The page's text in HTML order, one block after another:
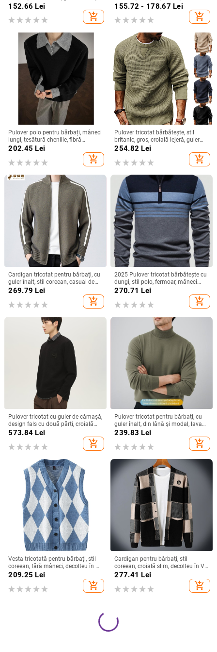
tricot subțire, model cu motive
florale perforate, lână 91–95%
152.66 Lei
add_shopping_cart
culoare solidă, cu guler rotund,
155.72 - 178.67 Lei
add_shopping_cart
Pulover polo pentru bărbați, mâneci
lungi, țesătură chenille, fibră
vinylon, model intarsia
202.45 Lei
add_shopping_cart
Pulover tricotat bărbătește, stil
britanic, gros, croială lejeră, guler
rotund, mâneci lungi, amestec de
254.82 Lei
add_shopping_cart
Cardigan tricotat pentru bărbați, cu
guler înalt, stil coreean, casual de
toamnă
269.79 Lei
add_shopping_cart
2025 Pulover tricotat bărbătește cu
dungi, stil polo, fermoar, mâneci
lungi, mărime mare, amestec blană
270.71 Lei
add_shopping_cart
Pulover tricotat cu guler de cămașă,
design fals cu două părți, croială
lejeră, mâneci lungi, amestec
573.84 Lei
add_shopping_cart
Pulover tricotat pentru bărbați, cu
guler înalt, din lână și modal, lavabil
la mașină, casual, cald pentru
239.83 Lei
add_shopping_cart
Vesta tricotată pentru bărbați, stil
coreean, fără mâneci, decolteu în V,
croială lejeră, lână 30–35%
209.25 Lei
add_shopping_cart
Cardigan pentru bărbați, stil
coreean, croială slim, decolteu în V,
mâneci lungi, broderie
277.41 Lei
add_shopping_cart